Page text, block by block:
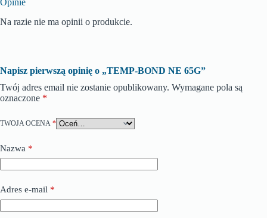
Opinie
Na razie nie ma opinii o produkcie.
Napisz pierwszą opinię o „TEMP-BOND NE 65G”
Twój adres email nie zostanie opublikowany. Wymagane pola są
oznaczone *
TWOJA OCENA *
Nazwa *
Adres e-mail *